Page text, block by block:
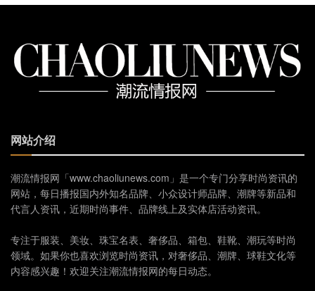
网站介绍
潮流情报网「www.chaoliunews.com」是一个专门分享时尚资讯的
网站，每日播报国内外知名品牌、小众设计师品牌、潮牌等新品和
代言人资讯，近期时尚事件、品牌线上及实体店活动资讯。
专注于服装、美妆、珠宝名表、奢侈品、箱包、鞋靴、潮玩等时尚
领域。如果你也喜欢浏览时尚资讯，对奢侈品、潮牌、球鞋文化等
内容感兴趣！欢迎关注潮流情报网的每日动态。